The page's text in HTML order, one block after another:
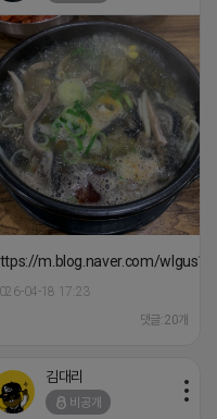
파
m.blog.naver.com/
04-18 17:23
댓글:20개
프
김대리
비공개